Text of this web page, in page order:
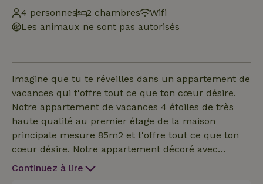
4 personnes
2 chambres
Wifi
Les animaux ne sont pas autorisés
Imagine que tu te réveilles dans un appartement de
vacances qui t'offre tout ce que ton cœur désire.
Notre appartement de vacances 4 étoiles de très
haute qualité au premier étage de la maison
principale mesure 85m2 et t'offre tout ce que ton
cœur désire. Notre appartement décoré avec
amour dispose de deux chambres avec des lits
Continuez à lire